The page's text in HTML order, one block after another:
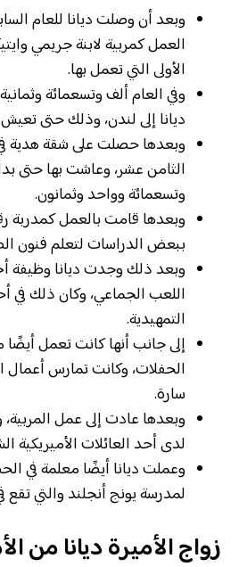
وبعد أن وصلت ديانا للعام
العمل كمربية لابنة جريمي
الأولى التي تعمل بها.
وفي العام ألف وتسعمائة
ديانا إلى لندن، وذلك حتى
وبعدها حصلت على شقة هدية
الثامن عشر، وعاشت بها حتى
وتسعمائة وواحد وثمانون.
وبعدها قامت بالعمل
ببعض الدراسات لتعلم فنون
وبعد ذلك وجدت ديانا
اللعب الجماعي، وكان ذلك في
التمهيدية.
إلى جانب أنها كانت تعمل
الحفلات، وكانت تمارس أعمال
سارة.
وبعدها عادت إلى عمل
لدى أحد العائلات الأميريكية
وعملت ديانا أيضًا معلمة في
لمدرسة يونج أنجلند والتي تقع
زواج الأميرة ديانا من